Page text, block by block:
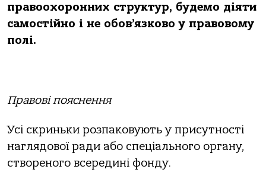
правоохоронних структур, будемо діяти
самостійно і не обов’язково у правовому
полі.
Правові пояснення
Усі скриньки розпаковують у присутності
наглядової ради або спеціального органу,
створеного всередині фонду.